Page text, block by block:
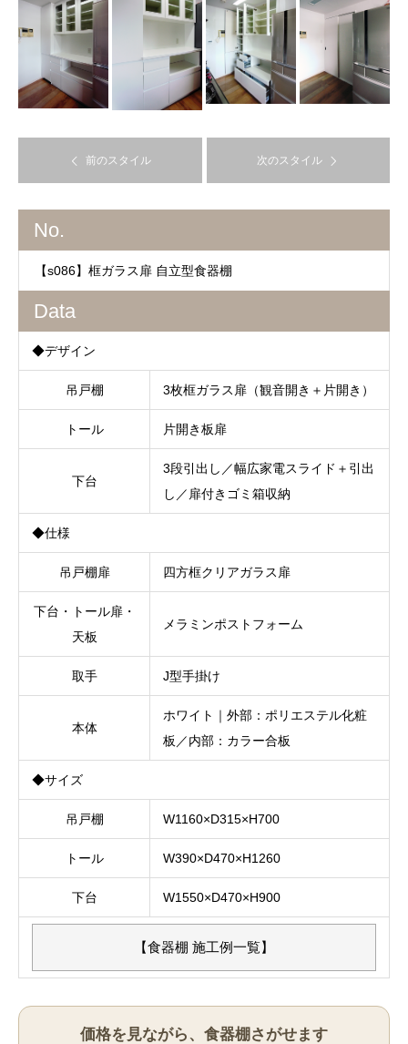
前のスタイル 次のスタイル
No.
【s086】框ガラス扉 自立型食器棚
Data
◆デザイン
吊戸棚 3枚框ガラス扉（観音開き＋片開き）
トール 片開き板扉
下台
3段引出し／幅広家電スライド＋引出
し／扉付きゴミ箱収納
◆仕様
吊戸棚扉 四方框クリアガラス扉
下台・トール扉・
天板
メラミンポストフォーム
取手 J型手掛け
本体
ホワイト｜外部：ポリエステル化粧
板／内部：カラー合板
◆サイズ
吊戸棚 W1160×D315×H700
トール W390×D470×H1260
下台 W1550×D470×H900
【食器棚 施工例一覧】
価格を見ながら、食器棚さがせます